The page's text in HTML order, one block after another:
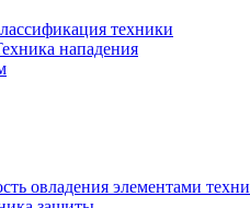
техники
нападения
овладения элементами